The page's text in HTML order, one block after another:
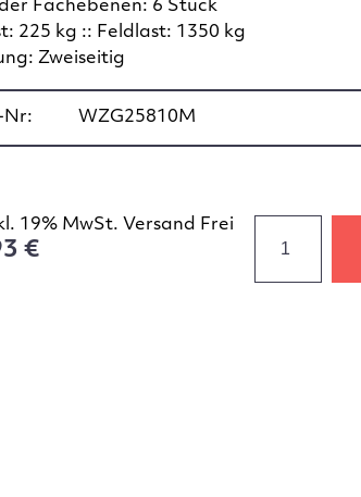
Fachebenen: 6 Stück
225 kg :: Feldlast: 1350 kg
Zweiseitig
Nr: WZG25810M
19% MwSt. Versand Frei
€